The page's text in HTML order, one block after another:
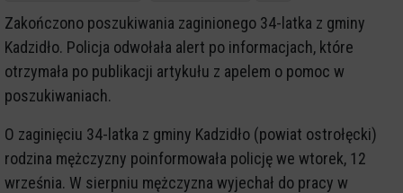
Zakończono poszukiwania zaginionego 34-latka z gminy
Kadzidło. Policja odwołała alert po informacjach, które
otrzymała po publikacji artykułu z apelem o pomoc w
poszukiwaniach.
O zaginięciu 34-latka z gminy Kadzidło (powiat ostrołęcki)
rodzina mężczyzny poinformowała policję we wtorek, 12
września. W sierpniu mężczyzna wyjechał do pracy w